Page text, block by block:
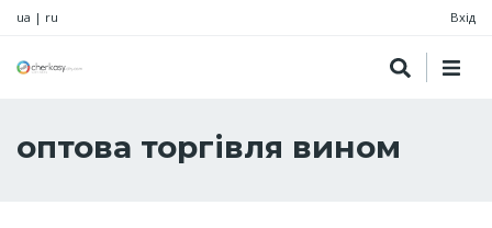
ua | ru Вхід
оптова торгівля вином